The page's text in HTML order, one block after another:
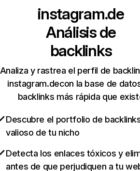
instagram.de
Análisis de
backlinks
Analiza y rastrea el perfil de
instagram.decon la base de
backlinks más rápida que
Descubre el portfolio de
valioso de tu nicho
Detecta los enlaces tóxicos y
antes de que perjudiquen a tu